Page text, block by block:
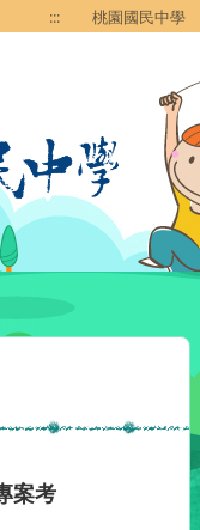
::: 桃園國民中學
案考